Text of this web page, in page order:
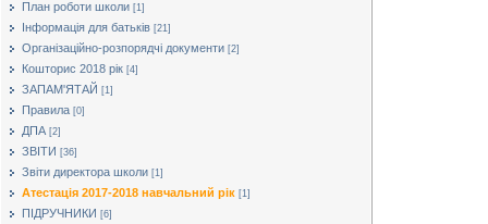
План роботи школи [1]
Інформація для батьків [21]
Організаційно-розпорядчі документи [2]
Кошторис 2018 рік [4]
ЗАПАМ'ЯТАЙ [1]
Правила [0]
ДПА [2]
ЗВІТИ [36]
Звіти директора школи [1]
Атестація 2017-2018 навчальний рік [1]
ПІДРУЧНИКИ [6]